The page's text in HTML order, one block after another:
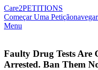
Care2PETITIONS
Começar Uma Petiçãonavegar
Menu
Faulty Drug Tests Are
Arrested. Ban Them